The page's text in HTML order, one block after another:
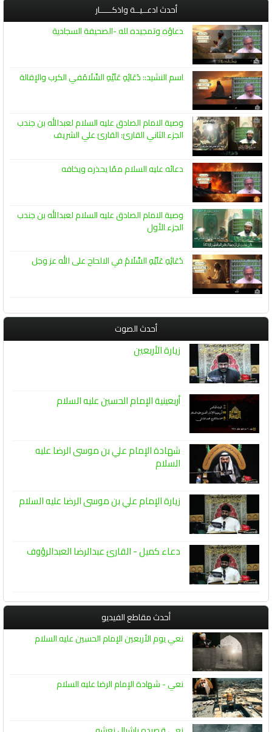
أحدث ادعــيــة واذكـــــار
دعاؤه وتمجيده لله -الصحيفة السجادية
اسم النشيد:: دُعَائِهِ عَلَيْهِ السَّلَامُفي الكرب والإقالة
وصية الامام الصادق عليه السلام لعبدالله بن جندب
الجزء الثاني القارئ: القارئ علي الشريف
دعائه عليه السلام ممّا يحذره ويخافه
وصية الامام الصادق عليه السلام لعبدالله بن جندب
الجزء الأول
دُعَائِهِ عَلَيْهِ السَّلَامُ في الالحاح على الله عز وجل
أحدث الصوت
زيارة الأربعين
أربعينية الإمام الحسين عليه السلام
شهادة الإمام علي بن موسى الرضا عليه
السلام
زيارة الإمام علي بن موسى الرضا عليه السلام
دعاء كميل - القارئ عبدالرضا العبدالرؤوف
أحدث مقاطع الفيديو
نعي يوم الأربعين الإمام الحسين عليه السلام
نعي - شهادة الإمام الرضا عليه السلام